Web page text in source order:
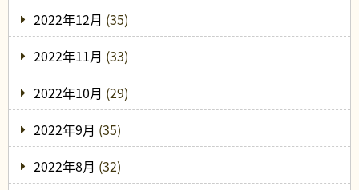
2022年12月 (35)
2022年11月 (33)
2022年10月 (29)
2022年9月 (35)
2022年8月 (32)